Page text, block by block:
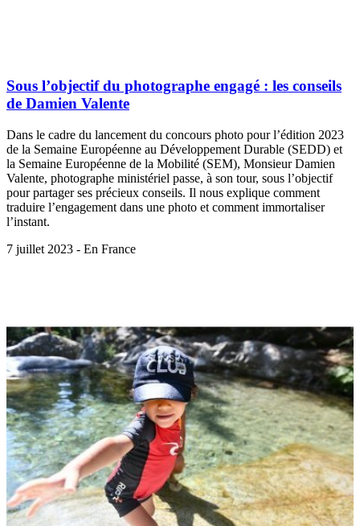
Sous l’objectif du photographe engagé : les conseils
de Damien Valente
Dans le cadre du lancement du concours photo pour l’édition 2023
de la Semaine Européenne au Développement Durable (SEDD) et
la Semaine Européenne de la Mobilité (SEM), Monsieur Damien
Valente, photographe ministériel passe, à son tour, sous l’objectif
pour partager ses précieux conseils. Il nous explique comment
traduire l’engagement dans une photo et comment immortaliser
l’instant.
7 juillet 2023 - En France